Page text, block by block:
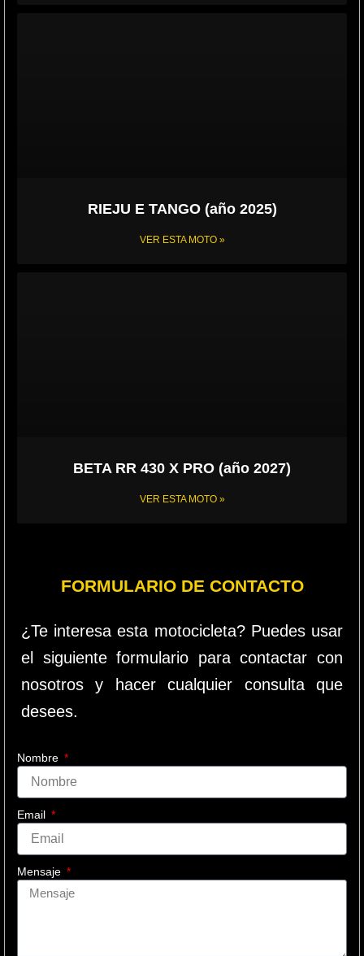
RIEJU E TANGO (año 2025)
VER ESTA MOTO »
BETA RR 430 X PRO (año 2027)
VER ESTA MOTO »
FORMULARIO DE CONTACTO
¿Te interesa esta motocicleta? Puedes usar
el siguiente formulario para contactar con
nosotros y hacer cualquier consulta que
desees.
Nombre
Email
Mensaje